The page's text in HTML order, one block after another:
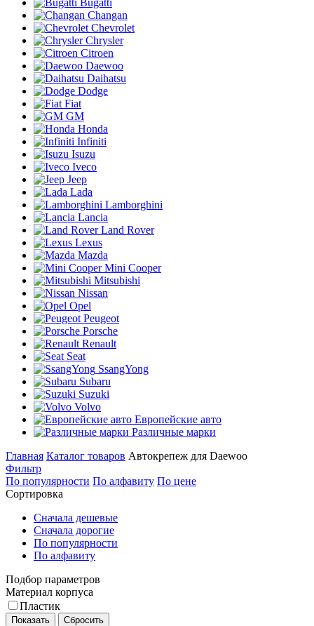
Bugatti
Changan
Chevrolet
Chrysler
Citroen
Daewoo
Daihatsu
Dodge
Fiat
GM
Honda
Infiniti
Isuzu
Iveco
Jeep
Lada
Lamborghini
Lancia
Land Rover
Lexus
Mazda
Mini Cooper
Mitsubishi
Nissan
Opel
Peugeot
Porsche
Renault
Seat
SsangYong
Subaru
Suzuki
Volvo
Европейские авто
Различные марки
Главная Каталог товаров Автокрепеж для Daewoo
Фильтр
По популярности По алфавиту По цене
Сортировка
Сначала дешевые
Сначала дорогие
По популярности
По алфавиту
Подбор параметров
Материал корпуса
Пластик
Показать Сбросить